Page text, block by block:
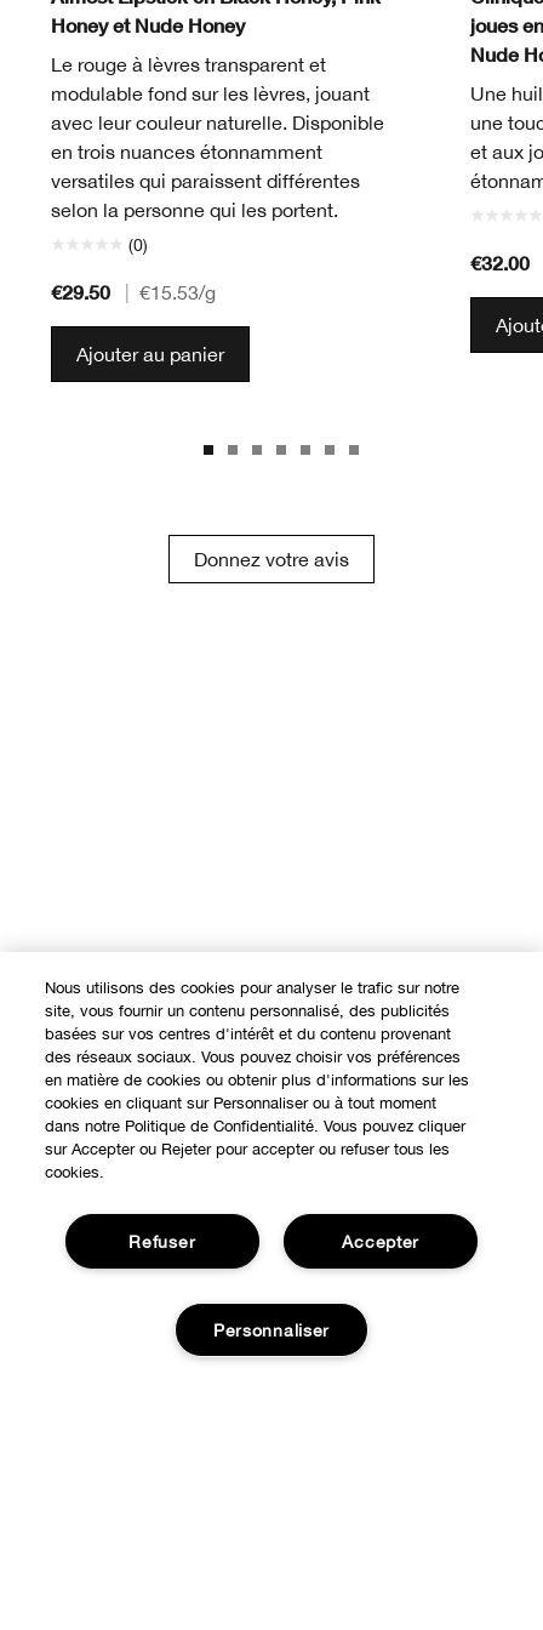
Honey et Nude Honey
Le rouge à lèvres transparent et
modulable fond sur les lèvres, jouant
avec leur couleur naturelle. Disponible
en trois nuances étonnamment
versatiles qui paraissent différentes
selon la personne qui les portent.
(0)
€29.50 €15.53/g
Ajouter au panier
joues
Nude
Une
une
et aux
€32.00
Donnez votre avis
Expérience en ligne
Nous utilisons des cookies pour analyser le trafic sur notre
site, vous fournir un contenu personnalisé, des publicités
basées sur vos centres d'intérêt et du contenu provenant
des réseaux sociaux. Vous pouvez choisir vos préférences
en matière de cookies ou obtenir plus d'informations sur les
cookies en cliquant sur Personnaliser ou à tout moment
dans notre Politique de Confidentialité. Vous pouvez cliquer
sur Accepter ou Rejeter pour accepter ou refuser tous les
cookies.
Accepter
Refuser
Personnaliser